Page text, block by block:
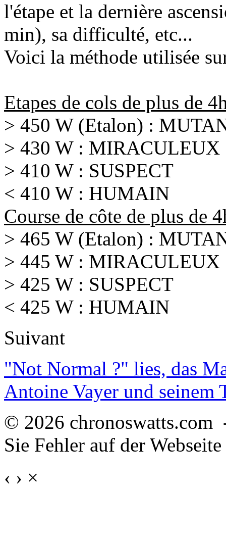
l'étape et la dernière
min), sa difficulté, etc...
Voici la méthode utilisée
Etapes de cols de plus de
> 450 W (Etalon) :
> 430 W : MIRACULEUX
> 410 W : SUSPECT
< 410 W : HUMAIN
Course de côte de plus de
> 465 W (Etalon) :
> 445 W : MIRACULEUX
> 425 W : SUSPECT
< 425 W : HUMAIN
Suivant
"Not Normal ?" lies, das
Antoine Vayer und seinem
© 2026
Sie Fehler auf der
‹ › ×